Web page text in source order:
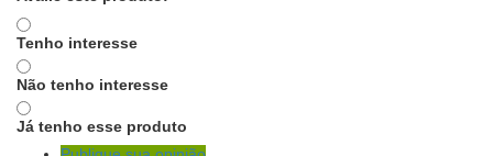
Tenho interesse
Não tenho interesse
Já tenho esse produto